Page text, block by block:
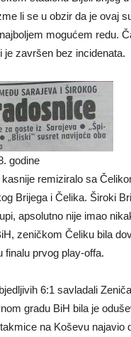
li se u obzir da je ovaj
mogućem redu.
završen bez incidenata.
godine
remiziralo sa
Brijega i Čelika. Široki
apsolutno nije imao
zeničkom Čeliku bila
finalu prvog play-offa.
6:1 savladali
gradu BiH bila je
na Koševu najavio